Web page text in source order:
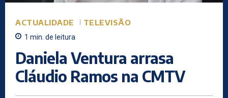
ACTUALIDADE TELEVISÃO
1 min. de leitura
Daniela Ventura arrasa
Cláudio Ramos na CMTV